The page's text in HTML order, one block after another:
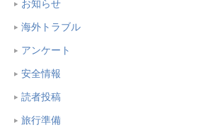
お知らせ
海外トラブル
アンケート
安全情報
読者投稿
旅行準備